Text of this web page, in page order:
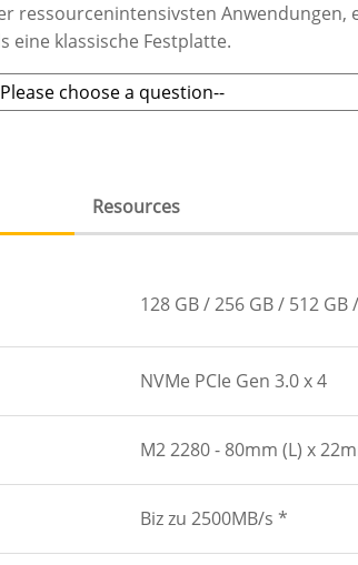
ressourcenintensivsten Anwendungen,
eine klassische Festplatte.
Resources
128 GB 256 GB 512 GB
NVMe PCIe Gen 3.0 x 4
M2 2280 - 80mm (L) x
Biz zu 2500MB/s *